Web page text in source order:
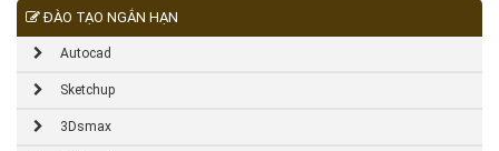
ĐÀO TẠO NGẮN HẠN
Autocad
Sketchup
3Dsmax